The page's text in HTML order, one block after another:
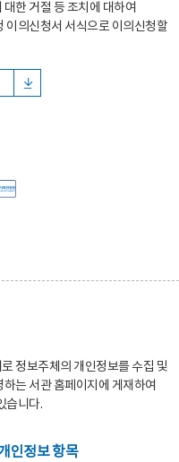
한 거절 등 조치에 대하여
이의신청서 서식으로 이의신청할
정보주체의 개인정보를 수집 및
는 서관 홈페이지에 게재하여
습니다.
인정보 항목